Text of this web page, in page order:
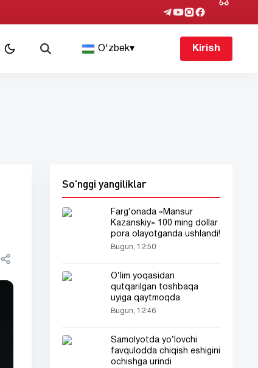
O'zbek▾ Kirish
So'nggi yangiliklar
Farg‘onada «Mansur
Kazanskiy» 100 ming dollar
pora olayotganda ushlandi!
Bugun, 12:50
O‘lim yoqasidan
qutqarilgan toshbaqa
uyiga qaytmoqda
Bugun, 12:46
Samolyotda yo‘lovchi
favqulodda chiqish eshigini
ochishga urindi